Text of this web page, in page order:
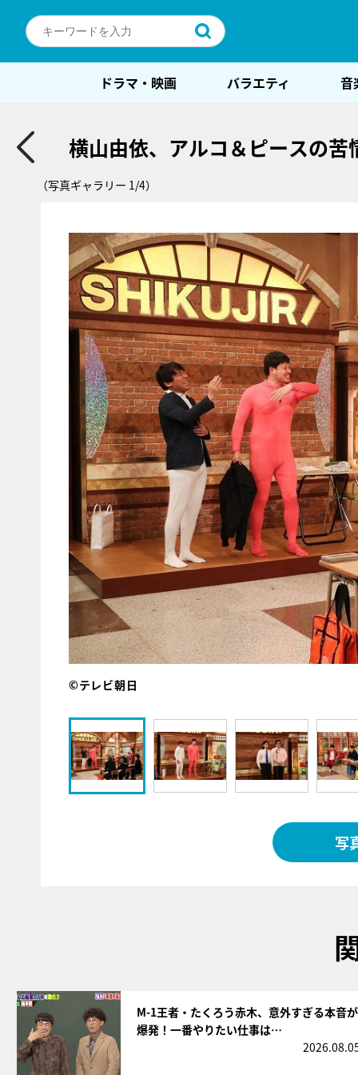
ドラマ・映画 バラエティ 音
横山由依、アルコ＆ピースの
（写真ギャラリー 1/4）
©テレビ朝日
写
M-1王者・たくろう赤木、意外すぎる本音が
爆発！一番やりたい仕事は…